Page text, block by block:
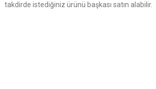
takdirde istediğiniz ürünü başkası satın alabilir.